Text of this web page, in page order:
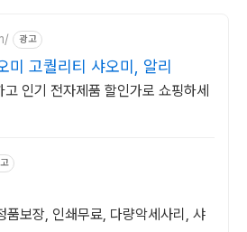
광고
미 고퀄리티 샤오미, 알리
인기 전자제품 할인가로 쇼핑하세
보장, 인쇄무료, 다량악세사리, 샤